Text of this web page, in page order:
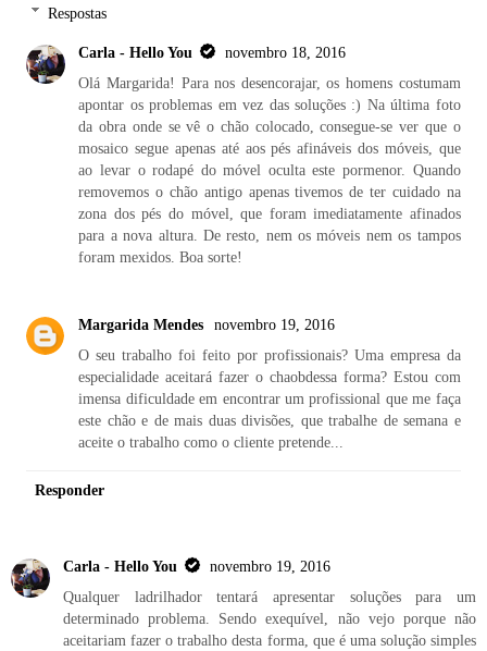
Respostas
Carla - Hello You
novembro 18, 2016
Olá Margarida! Para nos desencorajar, os homens costumam
apontar os problemas em vez das soluções :) Na última foto
da obra onde se vê o chão colocado, consegue-se ver que o
mosaico segue apenas até aos pés afináveis dos móveis, que
ao levar o rodapé do móvel oculta este pormenor. Quando
removemos o chão antigo apenas tivemos de ter cuidado na
zona dos pés do móvel, que foram imediatamente afinados
para a nova altura. De resto, nem os móveis nem os tampos
foram mexidos. Boa sorte!
Margarida Mendes
novembro 19, 2016
O seu trabalho foi feito por profissionais? Uma empresa da
especialidade aceitará fazer o chaobdessa forma? Estou com
imensa dificuldade em encontrar um profissional que me faça
este chão e de mais duas divisões, que trabalhe de semana e
aceite o trabalho como o cliente pretende...
Responder
Carla - Hello You
novembro 19, 2016
Qualquer ladrilhador tentará apresentar soluções para um
determinado problema. Sendo exequível, não vejo porque não
aceitariam fazer o trabalho desta forma, que é uma solução simples